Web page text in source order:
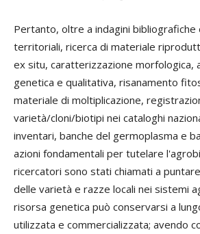
Pertanto, oltre a indagini bibliografiche
territoriali, ricerca di materiale
ex situ, caratterizzazione morfologica,
genetica e qualitativa, risanamento
materiale di moltiplicazione,
varietà/cloni/biotipi nei cataloghi
inventari, banche del germoplasma e
azioni fondamentali per tutelare
ricercatori sono stati chiamati a
delle varietà e razze locali nei sistemi
risorsa genetica può conservarsi a
utilizzata e commercializzata; avendo